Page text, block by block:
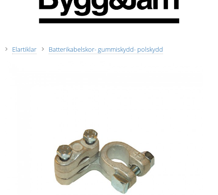
Elartiklar Batterikabelskor- gummiskydd- polskydd